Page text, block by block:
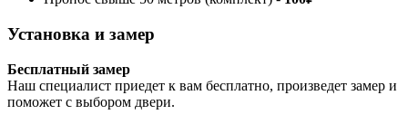
Установка и замер
Бесплатный замер
Наш специалист приедет к вам бесплатно, произведет замер и
поможет с выбором двери.